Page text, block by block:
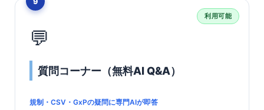
利用可能
💬
質問コーナー（無料AI Q&A）
規制・CSV・GxPの疑問に専門AIが即答